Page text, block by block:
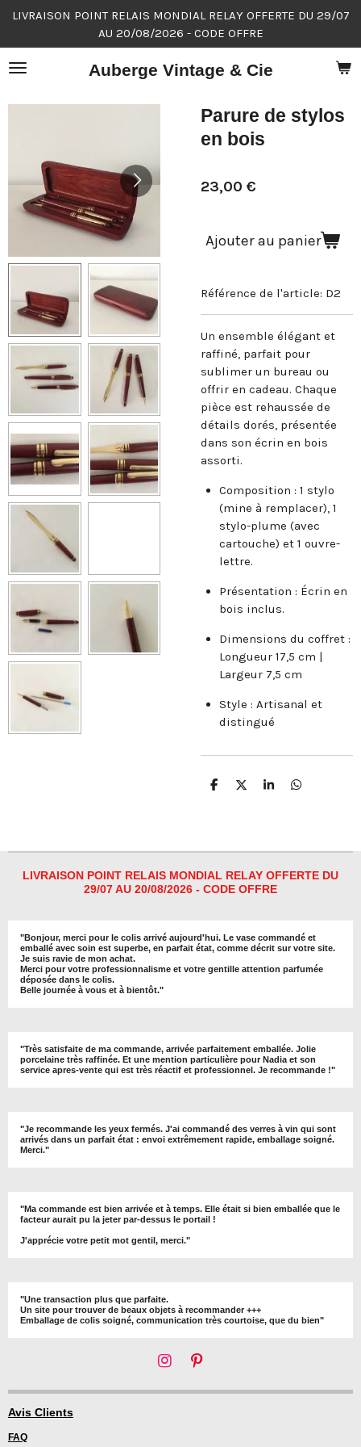
Passer
contenu
principal
Auberge Vintage & Cie
LIVRAISON POINT RELAIS MONDIAL RELAY OFFERTE DU 29/07
AU 20/08/2026 - CODE OFFRE
Parure de stylos
en bois
23,00 €
Ajouter au panier
Référence de l'article: D2
Un ensemble élégant et
raffiné, parfait pour
sublimer un bureau ou
offrir en cadeau. Chaque
pièce est rehaussée de
détails dorés, présentée
dans son écrin en bois
assorti.
Composition : 1 stylo
(mine à remplacer), 1
stylo-plume (avec
cartouche) et 1 ouvre-
lettre.
Présentation : Écrin en
bois inclus.
Dimensions du coffret :
Longueur 17,5 cm |
Largeur 7,5 cm
Style : Artisanal et
distingué
P
g
r
P
g
r
P
g
r
P
g
r
LIVRAISON POINT RELAIS MONDIAL RELAY OFFERTE DU
29/07 AU 20/08/2026 - CODE OFFRE
"Bonjour, merci pour le colis arrivé aujourd'hui. Le vase commandé et
emballé avec soin est superbe, en parfait état, comme décrit sur votre site.
Je suis ravie de mon achat.
Merci pour votre professionnalisme et votre gentille attention parfumée
déposée dans le colis.
Belle journée à vous et à bientôt."
"Très satisfaite de ma commande, arrivée parfaitement emballée. Jolie
porcelaine très raffinée. Et une mention particulière pour Nadia et son
service apres-vente qui est très réactif et professionnel. Je recommande !"
"Je recommande les yeux fermés. J'ai commandé des verres à vin qui sont
arrivés dans un parfait état : envoi extrêmement rapide, emballage soigné.
Merci."
"Ma commande est bien arrivée et à temps. Elle était si bien emballée que le
facteur aurait pu la jeter par-dessus le portail !
J'apprécie votre petit mot gentil, merci."
"Une transaction plus que parfaite.
Un site pour trouver de beaux objets à recommander +++
Emballage de colis soigné, communication très courtoise, que du bien"
I
s
P
n
Avis Clients
FAQ